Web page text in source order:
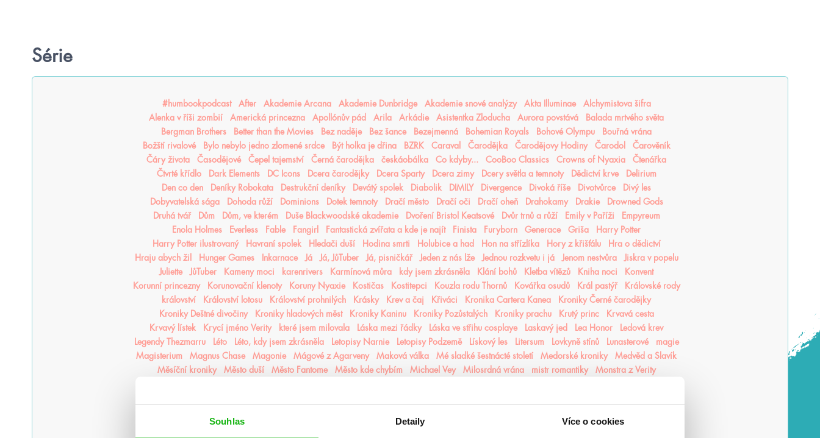
Souhlas Detaily Více o cookies
Série
#humbookpodcast After Akademie Arcana Akademie Dunbridge Akademie snové analýzy Akta Illuminae
Alchymistova šifra
Alenka v říši zombií
Americká princezna Apollónův pád Arila Arkádie Asistentka Zloducha Aurora povstává
Balada mrtvého světa
Bergman Brothers
Better than the Movies Bez naděje Bez šance Bezejmenná Bohemian Royals Bohové Olympu
Bouřná vrána
Božští rivalové
Bylo nebylo jedno zlomené srdce Být holka je dřina BZRK Caraval Čarodějka Čarodějovy Hodiny Čarodol
Čarověník
Čáry života
Časodějové Čepel tajemství Černá čarodějka českáobálka Co kdyby... CooBoo Classics Crowns of Nyaxia
Čtenářka
Čtvrté křídlo
Dark Elements DC Icons Dcera čarodějky Dcera Sparty Dcera zimy Dcery světla a temnoty Dědictví krve
Delirium
Den co den
Deníky Robokata Destrukční deníky Devátý spolek Diabolik DIMILY Divergence Divoká říše Divotvůrce
Divý les
Dobyvatelská sága
Dohoda růží Dominions Dotek temnoty Dračí město Dračí oči Dračí oheň Drahokamy Drakie
Drowned Gods
Druhá tvář
Dům Dům, ve kterém Duše Blackwoodské akademie Dvoření Bristol Keatsové Dvůr trnů a růží Emily v Paříži
Empyreum
Enola Holmes
Everless Fable Fangirl Fantastická zvířata a kde je najít Finista Furyborn Generace Griša
Harry Potter
Harry Potter ilustrovaný
Havraní spolek Hledači duší Hodina smrti Holubice a had Hon na střízlíka Hory z křišťálu
Hra o dědictví
Hraju abych žil
Hunger Games Inkarnace Já Já, JůTuber Já, pisničkář Jeden z nás lže Jednou rozkvetu i já Jenom nestvůra
Jiskra v popelu
Juliette
JůTuber Kameny moci karenrivers Karmínová můra kdy jsem zkrásněla Klání bohů Kletba vítězů Kniha noci
Konvent
Korunní princezny
Korunovační klenoty Koruny Nyaxie Kostičas Kostitepci Kouzla rodu Thornů Kovářka osudů Král pastýř
Královské rody
království
Království lotosu Království prohnilých Krásky Krev a čaj Křiváci Kronika Cartera Kanea
Kroniky Černé čarodějky
Kroniky Deštné divočiny
Kroniky hladových měst Kroniky Kaninu Kroniky Pozůstalých Kroniky prachu Krutý princ
Krvavá cesta
Krvavý lístek
Krycí jméno Verity které jsem milovala Láska mezi řádky Láska ve střihu cosplaye Laskavý jed Lea Honor
Ledová krev
Legendy Thezmarru
Léto Léto, kdy jsem zkrásněla Letopisy Narnie Letopisy Podzemě Lískový les Litersum Lovkyně stínů Lunasterové
magie
Magisterium
Magnus Chase Magonie Mágové z Agarveny Maková válka Mé sladké šestnácté století Medorské kroniky
Medvěd a Slavík
Měsíční kroniky
Město duší Město Fantome Město kde chybím Michael Vey Milosrdná vrána mistr romantiky
Monstra z Verity
Noční partie Nocte Odkaz dračích jezdců Odkaz Orďši
Ofélie Scaleová